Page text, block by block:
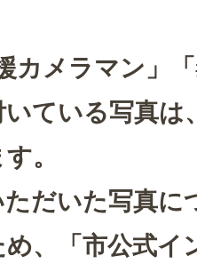
カメラマン」
いている写真は
。
だいた写真に
、「市公式イ